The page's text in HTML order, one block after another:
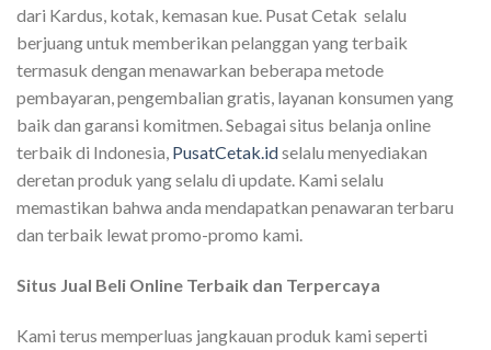
dari Kardus, kotak, kemasan kue. Pusat Cetak selalu
berjuang untuk memberikan pelanggan yang terbaik
termasuk dengan menawarkan beberapa metode
pembayaran, pengembalian gratis, layanan konsumen yang
baik dan garansi komitmen. Sebagai situs belanja online
terbaik di Indonesia, PusatCetak.idselalu menyediakan
deretan produk yang selalu di update. Kami selalu
memastikan bahwa anda mendapatkan penawaran terbaru
dan terbaik lewat promo-promo kami.
Situs Jual Beli Online Terbaik dan Terpercaya
Kami terus memperluas jangkauan produk kami seperti